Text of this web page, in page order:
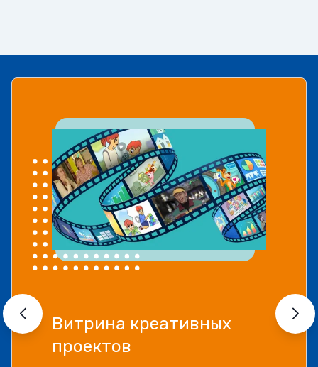
Прямой эфир «Мошенник
VS Финансовый блогер»